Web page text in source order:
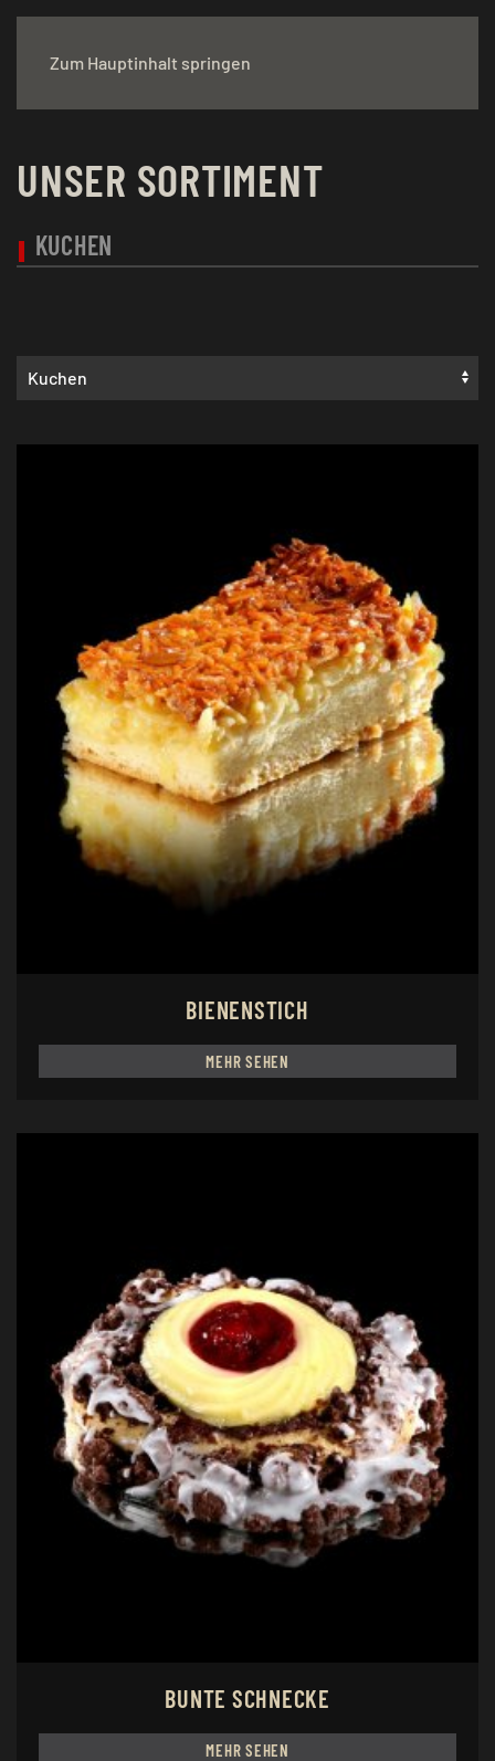
Zum Hauptinhalt springen
UNSER SORTIMENT
KUCHEN
BIENENSTICH
MEHR SEHEN
BUNTE SCHNECKE
MEHR SEHEN